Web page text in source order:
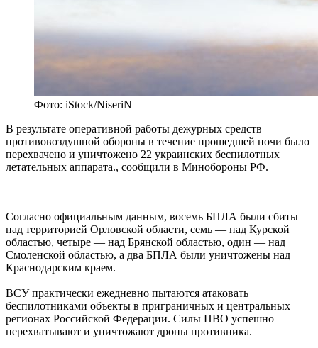
Фото: iStock/NiseriN
В результате оперативной работы дежурных средств
противовоздушной обороны в течение прошедшей ночи было
перехвачено и уничтожено 22 украинских беспилотных
летательных аппарата., сообщили в Минобороны РФ.
Согласно официальным данным, восемь БПЛА были сбиты
над территорией Орловской области, семь — над Курской
областью, четыре — над Брянской областью, один — над
Смоленской областью, а два БПЛА были уничтожены над
Краснодарским краем.
ВСУ практически ежедневно пытаются атаковать
беспилотниками объекты в приграничных и центральных
регионах Российской Федерации. Силы ПВО успешно
перехватывают и уничтожают дроны противника.